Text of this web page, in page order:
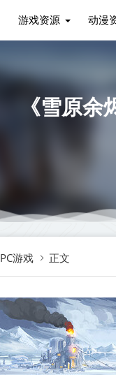
游戏资源 动漫
《雪原
PC游戏 正文